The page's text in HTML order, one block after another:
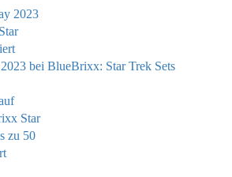
bei BlueBrixx: Star Trek Sets